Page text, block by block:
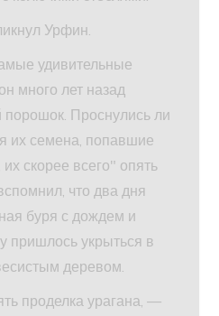
Урфин.
удивительные
много лет назад
Проснулись ли
их семена, попавшие
скорее всего" опять
что два дня
буря с дождем и
пришлось укрыться в
деревом.
проделка урагана, —